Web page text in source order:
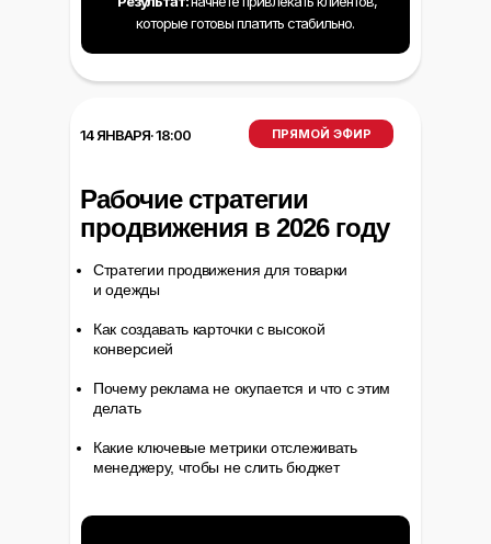
которые готовы платить стабильно.
Рабочие стратегии
продвижения в 2026 году
14 ЯНВАРЯ· 18:00 ПРЯМОЙ ЭФИР
Стратегии продвижения для товарки
и одежды
Как создавать карточки с высокой
конверсией
Почему реклама не окупается и что с этим
делать
Какие ключевые метрики отслеживать
менеджеру, чтобы не слить бюджет